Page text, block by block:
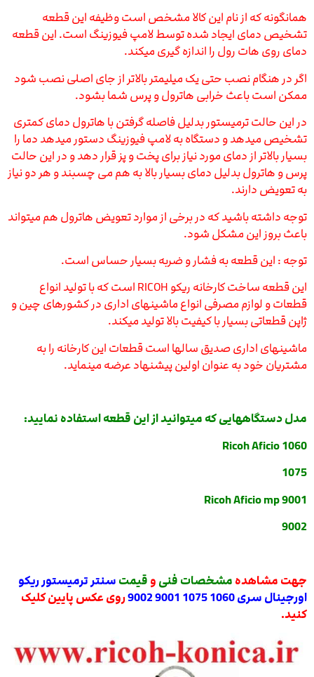
همانگونه که از نام این کالا مشخص است وظیفه این قطعه
تشخیص دمای ایجاد شده توسط لامپ فیوزینگ است. این قطعه
دمای روی هات رول را اندازه گیری میکند.
اگر در هنگام نصب حتی یک میلیمتر بالاتر از جای اصلی نصب شود
ممکن است باعث خرابی هاترول و پرس شما بشود.
در این حالت ترمیستور بدلیل فاصله گرفتن با هاترول دمای کمتری
تشخیص میدهد و دستگاه به لامپ فیوزینگ دستور میدهد دما را
بسیار بالاتر از دمای مورد نیاز برای پخت و پز قرار دهد و در این حالت
پرس و هاترول بدلیل دمای بسیار بالا به هم می چسبند و هر دو نیاز
به تعویض دارند.
توجه داشته باشید که در برخی از موارد تعویض هاترول هم میتواند
باعث بروز این مشکل شود.
توجه : این قطعه به فشار و ضربه بسیار حساس است.
این قطعه ساخت کارخانه ریکو RICOH است که با تولید انواع
قطعات و لوازم مصرفی انواع ماشینهای اداری در کشورهای چین و
ژاپن قطعاتی بسیار با کیفیت بالا تولید میکند.
ماشینهای اداری صدیق سالها است قطعات این کارخانه را به
مشتریان خود به عنوان اولین پیشنهاد عرضه مینماید.
مدل دستگاههایی که میتوانید از این قطعه استفاده نمایید:
Ricoh Aficio 1060
1075
Ricoh Aficio mp 9001
9002
جهت مشاهده مشخصات فنی و قیمت سنتر ترمیستور ریکو
اورجینال سری 1060 1075 9001 9002
روی عکس پایین کلیک
کنید.